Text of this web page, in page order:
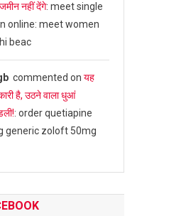
नहीं देंगे: meet single
online: meet women
beac
commented on यह
है, उठने वाला धुआं
: order quetiapine
generic zoloft 50mg